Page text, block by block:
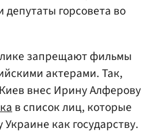
горсовета во
запрещают фильмы
актерами. Так,
внес Ирину Алферову
в список лиц, которые
как государству.